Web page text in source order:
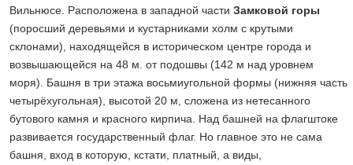
Вильнюсе. Расположена в западной части Замковой горы
(поросший деревьями и кустарниками холм с крутыми
склонами), находящейся в историческом центре города и
возвышающейся на 48 м. от подошвы (142 м над уровнем
моря). Башня в три этажа восьмиугольной формы (нижняя часть
четырёхугольная), высотой 20 м, сложена из нетесанного
бутового камня и красного кирпича. Над башней на флагштоке
развивается государственный флаг. Но главное это не сама
башня, вход в которую, кстати, платный, а виды,